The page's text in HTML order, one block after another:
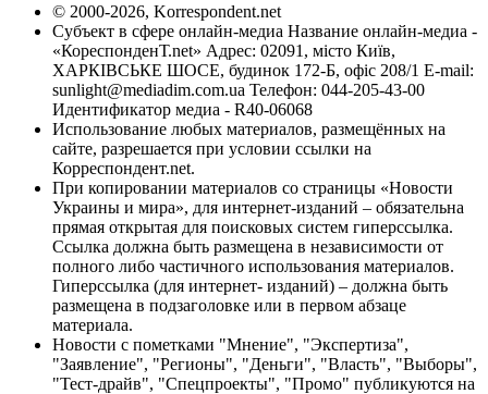
© 2000-2026, Korrespondent.net
Субъект в сфере онлайн-медиа Название онлайн-медиа -
«КореспонденТ.net» Адрес: 02091, місто Київ,
ХАРКІВСЬКЕ ШОСЕ, будинок 172-Б, офіс 208/1 E-mail:
sunlight@mediadim.com.ua Телефон: 044-205-43-00
Идентификатор медиа - R40-06068
Использование любых материалов, размещённых на
сайте, разрешается при условии ссылки на
Корреспондент.net.
При копировании материалов со страницы «Новости
Украины и мира», для интернет-изданий – обязательна
прямая открытая для поисковых систем гиперссылка.
Ссылка должна быть размещена в независимости от
полного либо частичного использования материалов.
Гиперссылка (для интернет- изданий) – должна быть
размещена в подзаголовке или в первом абзаце
материала.
Новости с пометками "Мнение", "Экспертиза",
"Заявление", "Регионы", "Деньги", "Власть", "Выборы",
"Тест-драйв", "Спецпроекты", "Промо" публикуются на